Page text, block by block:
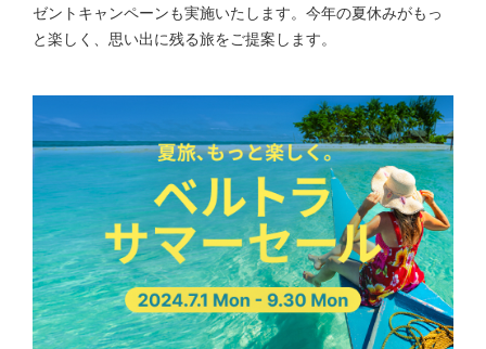
ゼントキャンペーンも実施いたします。今年の夏休みがもっ
と楽しく、思い出に残る旅をご提案します。